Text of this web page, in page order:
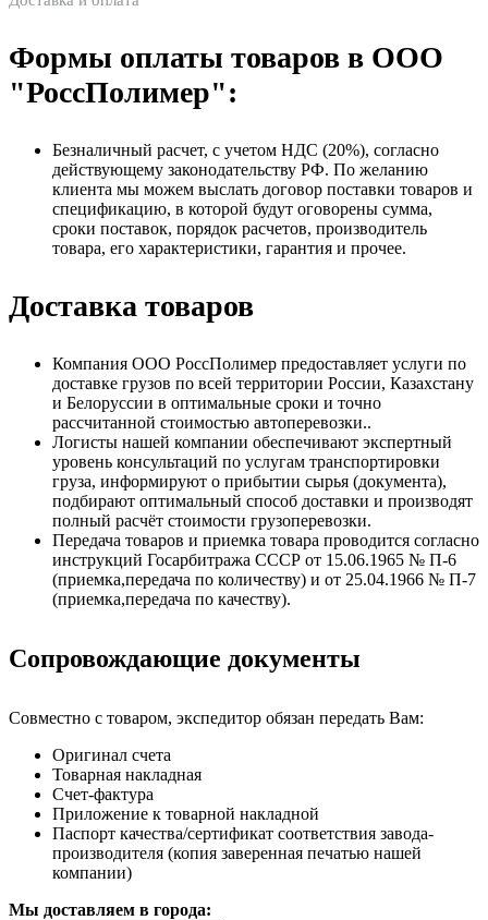
Формы оплаты товаров в ООО
"РоссПолимер":
Безналичный расчет, с учетом НДС (20%), согласно
действующему законодательству РФ. По желанию
клиента мы можем выслать договор поставки товаров и
спецификацию, в которой будут оговорены сумма,
сроки поставок, порядок расчетов, производитель
товара, его характеристики, гарантия и прочее.
Доставка товаров
Компания ООО РоссПолимер предоставляет услуги по
доставке грузов по всей территории России, Казахстану
и Белоруссии в оптимальные сроки и точно
рассчитанной стоимостью автоперевозки..
Логисты нашей компании обеспечивают экспертный
уровень консультаций по услугам транспортировки
груза, информируют о прибытии сырья (документа),
подбирают оптимальный способ доставки и производят
полный расчёт стоимости грузоперевозки.
Передача товаров и приемка товара проводится согласно
инструкций Госарбитража СССР от 15.06.1965 № П-6
(приемка,передача по количеству) и от 25.04.1966 № П-7
(приемка,передача по качеству).
Сопровождающие документы
Совместно с товаром, экспедитор обязан передать Вам:
Оригинал счета
Товарная накладная
Счет-фактура
Приложение к товарной накладной
Паспорт качества/сертификат соответствия завода-
производителя (копия заверенная печатью нашей
компании)
Мы доставляем в города: